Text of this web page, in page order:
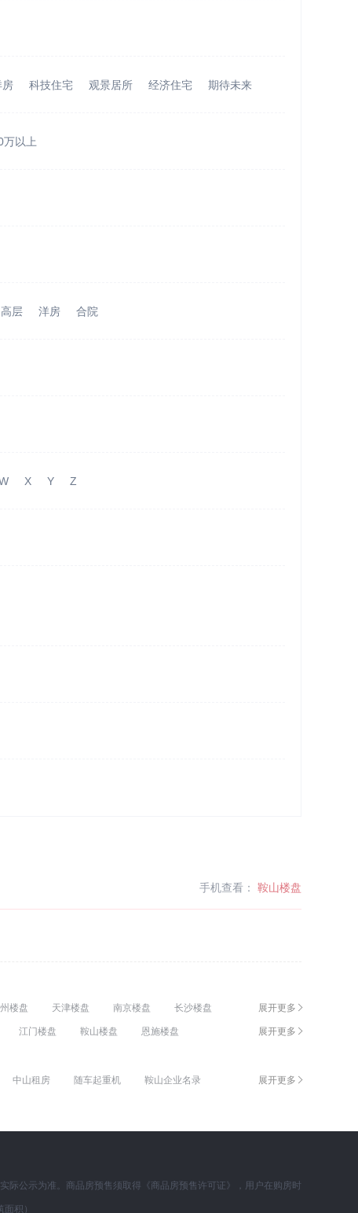
房 科技住宅 观景居所 经济住宅 期待未来
万以上
层 洋房 合院
X Y Z
手机查看： 鞍山楼盘
展开更多
楼盘 天津楼盘 南京楼盘
长沙楼盘
楼盘 福州楼盘 厦门楼盘
哈尔滨楼盘
展开更多
江门楼盘 鞍山楼盘
恩施楼盘
展开更多
中山租房 随车起重机
鞍山企业名录
际公示为准。商品房预售须取得《商品房预售许可证》，用户在购房时
积）